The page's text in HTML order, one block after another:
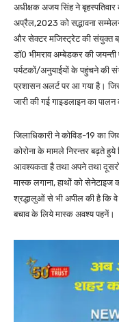
अधीक्षक अजय सिंह ने
अप्रैल,2023 को सद्भावना
और सेक्टर मजिस्ट्रेट की संयुक्त
डॉ0 भीमराव अम्बेडकर की
पर्यटकों/अनुयाईयों के पहुंचने की
प्रशासन अलर्ट पर आ गया है।
जारी की गई गाइडलाइन का
जिलाधिकारी ने कोविड-19 का
कोरोना के मामले निरन्तर बढ़ते
आवश्यकता है तथा अपने तथा
मास्क लगाना, हाथों को सेनेटाइज
श्रद्धालुओं से भी अपील की है कि
बचाव के लिये मास्क अवश्य पहनें।